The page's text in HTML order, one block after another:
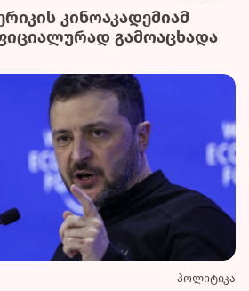
კინოაკადემიამ
გამოაცხადა
პოლიტიკა